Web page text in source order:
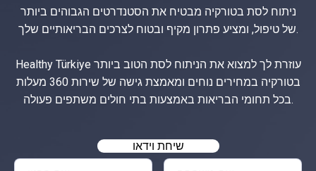
o
t
e
ניתוח לסת בטורקיה מבטיח את הסטנדרטים הגבוהים ביותר
של טיפול, ומציע פתרון מקיף ובטוח לצרכים הבריאותיים שלך.
Healthy Türkiye עוזרת לך למצוא את הניתוח לסת הטוב ביותר
בטורקיה במחירים נוחים ומאמצת גישה של שירות 360 מעלות
בכל תחומי הבריאות באמצעות בתי חולים משתפים פעולה.
שיחת וידאו